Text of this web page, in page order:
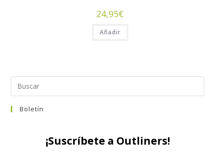
24,95€
Añadir
Boletín
¡Suscríbete a Outliners!